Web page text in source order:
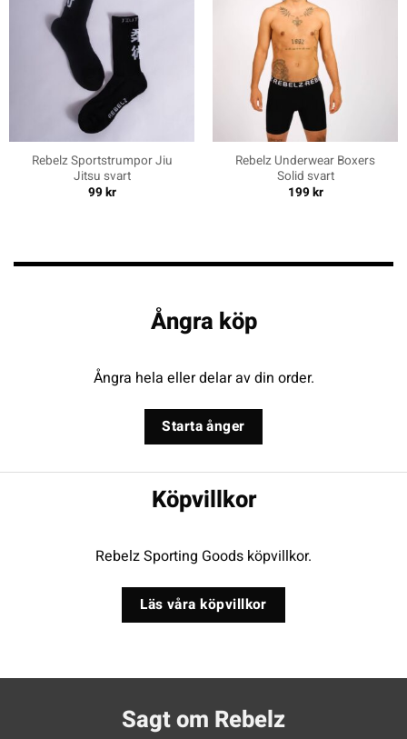
Rebelz Sportstrumpor Jiu
Jitsu svart
99kr
Rebelz Underwear Boxers
Solid svart
199kr
Ångra köp
Ångra hela eller delar av din order.
Starta ånger
Köpvillkor
Rebelz Sporting Goods köpvillkor.
Läs våra köpvillkor
Sagt om Rebelz